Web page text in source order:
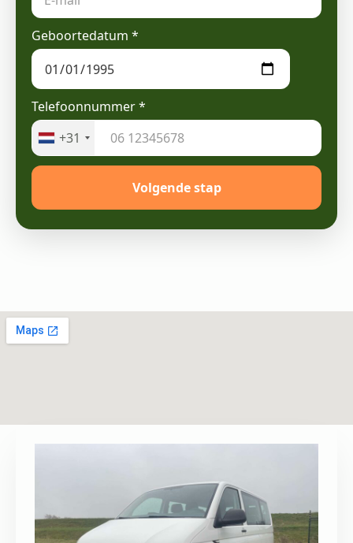
Geboortedatum *
Telefoonnummer*
+31
Volgende stap